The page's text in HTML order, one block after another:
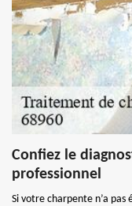
Confiez le
professionnel
Si votre charpente n’a